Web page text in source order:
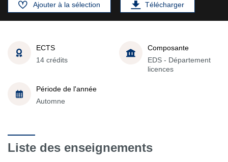
Ajouter à la sélection Télécharger
ECTS
14 crédits
Composante
EDS - Département
licences
Période de l'année
Automne
Liste des enseignements